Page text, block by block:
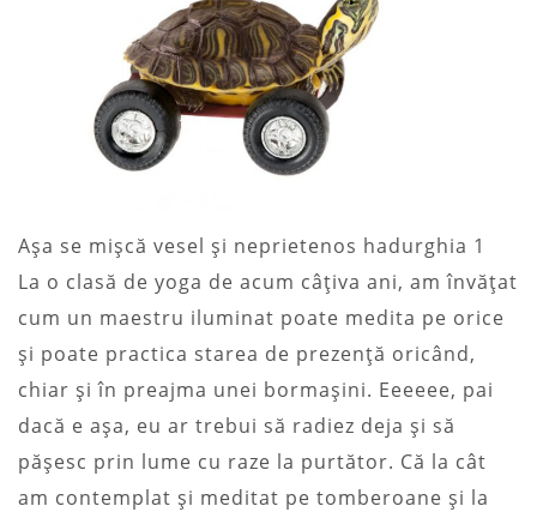
Așa se mișcă vesel și neprietenos hadurghia 1
La o clasă de yoga de acum câțiva ani, am învățat
cum un maestru iluminat poate medita pe orice
și poate practica starea de prezență oricând,
chiar și în preajma unei bormașini. Eeeeee, pai
dacă e așa, eu ar trebui să radiez deja și să
pășesc prin lume cu raze la purtător. Că la cât
am contemplat și meditat pe tomberoane și la